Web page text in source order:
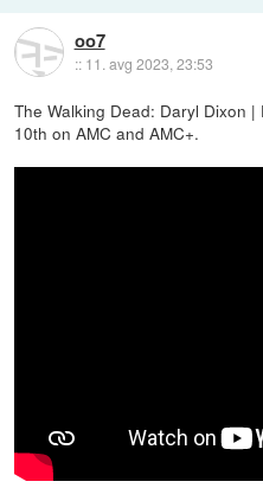
oo7
:: 11. avg 2023, 23:53
The Walking Dead: Daryl Dixon
10th on AMC and AMC+.